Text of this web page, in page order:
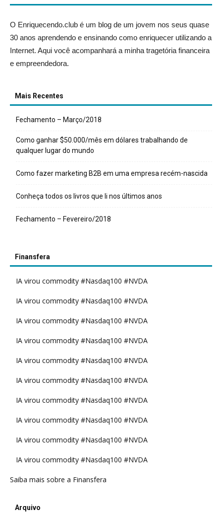
O Enriquecendo.club é um blog de um jovem nos seus quase
30 anos aprendendo e ensinando como enriquecer utilizando a
Internet. Aqui você acompanhará a minha tragetória financeira
e empreendedora.
Mais Recentes
Fechamento – Março/2018
Como ganhar $50.000/mês em dólares trabalhando de
qualquer lugar do mundo
Como fazer marketing B2B em uma empresa recém-nascida
Conheça todos os livros que li nos últimos anos
Fechamento – Fevereiro/2018
Finansfera
IA virou commodity #Nasdaq100 #NVDA
IA virou commodity #Nasdaq100 #NVDA
IA virou commodity #Nasdaq100 #NVDA
IA virou commodity #Nasdaq100 #NVDA
IA virou commodity #Nasdaq100 #NVDA
IA virou commodity #Nasdaq100 #NVDA
IA virou commodity #Nasdaq100 #NVDA
IA virou commodity #Nasdaq100 #NVDA
IA virou commodity #Nasdaq100 #NVDA
IA virou commodity #Nasdaq100 #NVDA
Saiba mais sobre a Finansfera
Arquivo